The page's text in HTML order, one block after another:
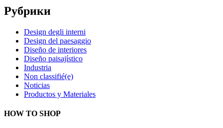
Рубрики
Design degli interni
Design del paesaggio
Diseño de interiores
Diseño paisajístico
Industria
Non classifié(e)
Noticias
Productos y Materiales
HOW TO SHOP